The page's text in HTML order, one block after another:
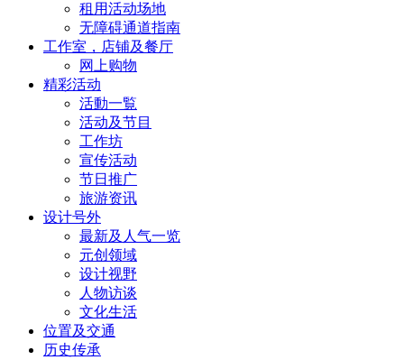
租用活动场地
无障碍通道指南
工作室，店铺及餐厅
网上购物
精彩活动
活動一覧
活动及节目
工作坊
宣传活动
节日推广
旅游资讯
设计号外
最新及人气一览
元创领域
设计视野
人物访谈
文化生活
位置及交通
历史传承